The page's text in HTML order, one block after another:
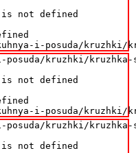
is not defined
i-posuda/
kruzhki/
is not defined
i-posuda/
kruzhki/
is not defined